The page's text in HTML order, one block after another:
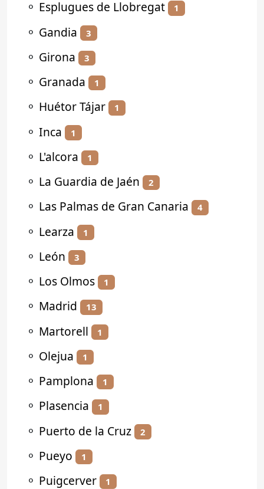
⚬ Esplugues de Llobregat 1
⚬ Gandia 3
⚬ Girona 3
⚬ Granada 1
⚬ Huétor Tájar 1
⚬ Inca 1
⚬ L'alcora 1
⚬ La Guardia de Jaén 2
⚬ Las Palmas de Gran Canaria 4
⚬ Learza 1
⚬ León 3
⚬ Los Olmos 1
⚬ Madrid 13
⚬ Martorell 1
⚬ Olejua 1
⚬ Pamplona 1
⚬ Plasencia 1
⚬ Puerto de la Cruz 2
⚬ Pueyo 1
⚬ Puigcerver 1